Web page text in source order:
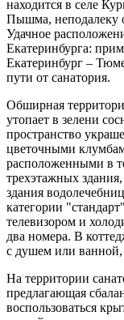
находится в селе
Пышма, неподалеку
Удачное
Екатеринбурга:
Екатеринбург –
пути от санатория.
Обширная
утопает в зелени
пространство
цветочными
расположенными в
трехэтажных
здания
категории
телевизором и
два номера. В
с душем или
На территории
предлагающая
воспользоваться